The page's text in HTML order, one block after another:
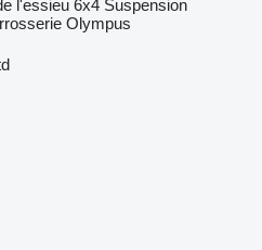
l'essieu 6x4 Suspension
Olympus